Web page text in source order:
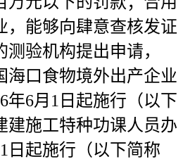
，能够向肆意查核发证
验机构提出申请，
海口食物境外出产企业
年6月1日起施行（以下
建施工特种功课人员办
日起施行（以下简称